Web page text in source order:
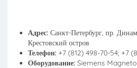
Адрес: Санкт-Петербург, пр.
Крестовский остров
Телефон: +7 (812) 498-70-54; +7
Оборудование: Siemens